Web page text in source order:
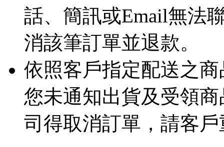
話、簡訊或Email無法
消該筆訂單並退款。
依照客戶指定配送之
您未通知出貨及受領
司得取消訂單，請客